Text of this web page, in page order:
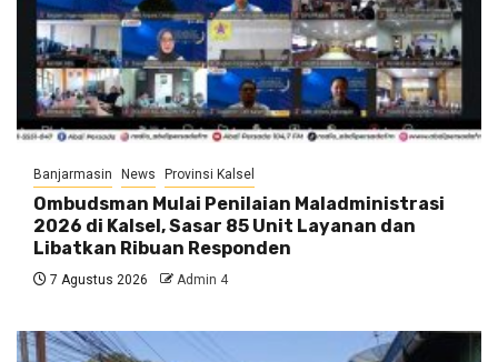
Banjarmasin News Provinsi Kalsel
Ombudsman Mulai Penilaian Maladministrasi
2026 di Kalsel, Sasar 85 Unit Layanan dan
Libatkan Ribuan Responden
7 Agustus 2026 Admin 4